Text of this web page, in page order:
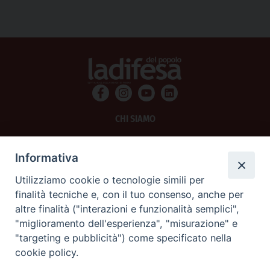
CHI SIAMO
SCRIVICI
La Difesa srl - P.iva 05125420280
La Difesa del Popolo percepisce i contributi pubblici all'editoria.
La Difesa del Popolo, tramite la Fisc (Federazione Italiana Settimanali Cattolici)
Informativa
Utilizziamo cookie o tecnologie simili per
finalità tecniche e, con il tuo consenso, anche per
altre finalità ("interazioni e funzionalità semplici",
"miglioramento dell'esperienza", "misurazione" e
"targeting e pubblicità") come specificato nella
cookie policy.